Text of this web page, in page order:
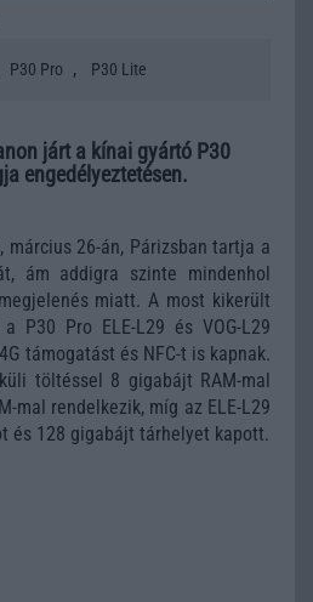
P30 Pro , P30 Lite
járt a kínai gyártó P30
engedélyeztetésen.
március 26-án, Párizsban tartja a
ám addigra szinte mindenhol
miatt. A most kikerült
P30 Pro ELE-L29 és VOG-L29
támogatást és NFC-t is kapnak.
töltéssel 8 gigabájt RAM-mal
mal rendelkezik, míg az ELE-L29
és 128 gigabájt tárhelyet kapott.